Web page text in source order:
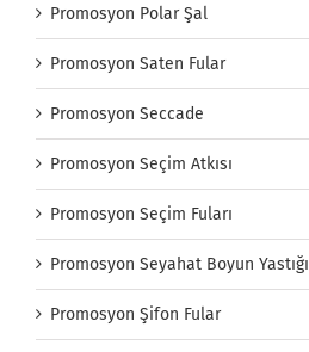
Promosyon Polar Şal
Promosyon Saten Fular
Promosyon Seccade
Promosyon Seçim Atkısı
Promosyon Seçim Fuları
Promosyon Seyahat Boyun Yastığı
Promosyon Şifon Fular